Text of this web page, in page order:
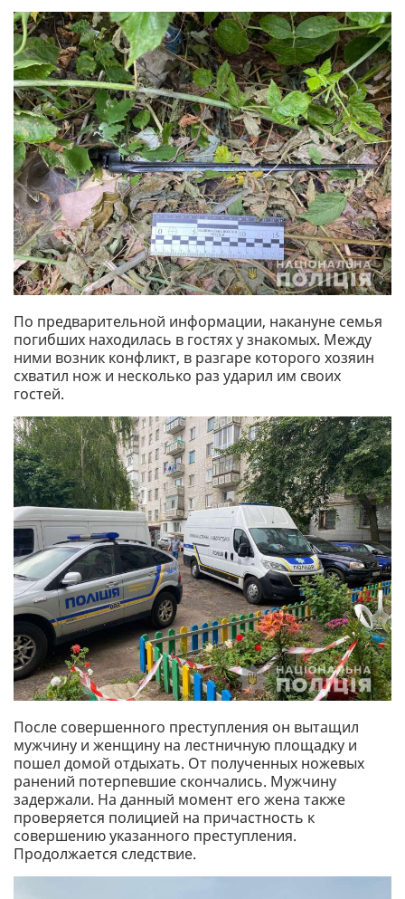
По предварительной информации, накануне семья
погибших находилась в гостях у знакомых. Между
ними возник конфликт, в разгаре которого хозяин
схватил нож и несколько раз ударил им своих
гостей.
После совершенного преступления он вытащил
мужчину и женщину на лестничную площадку и
пошел домой отдыхать. От полученных ножевых
ранений потерпевшие скончались. Мужчину
задержали. На данный момент его жена также
проверяется полицией на причастность к
совершению указанного преступления.
Продолжается следствие.